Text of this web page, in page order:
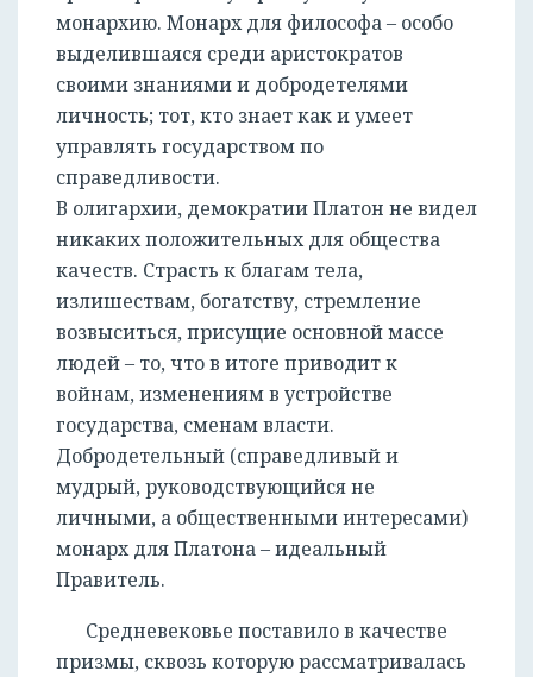
монархию. Монарх для философа – особо
выделившаяся среди аристократов
своими знаниями и добродетелями
личность; тот, кто знает как и умеет
управлять государством по
справедливости.
В олигархии, демократии Платон не видел
никаких положительных для общества
качеств. Страсть к благам тела,
излишествам, богатству, стремление
возвыситься, присущие основной массе
людей – то, что в итоге приводит к
войнам, изменениям в устройстве
государства, сменам власти.
Добродетельный (справедливый и
мудрый, руководствующийся не
личными, а общественными интересами)
монарх для Платона – идеальный
Правитель.
Средневековье поставило в качестве
призмы, сквозь которую рассматривалась
РЕГИСТРАЦИЯ